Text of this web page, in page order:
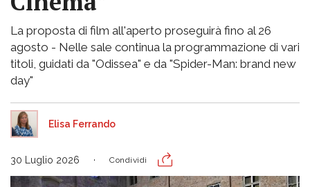
La proposta di film all'aperto proseguirà fino al 26
agosto - Nelle sale continua la programmazione di vari
titoli, guidati da "Odissea" e da "Spider-Man: brand new
day"
Elisa Ferrando
30 Luglio 2026 Condividi